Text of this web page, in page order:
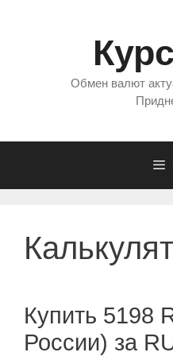
Обмен валют
Купить 5198
России) за